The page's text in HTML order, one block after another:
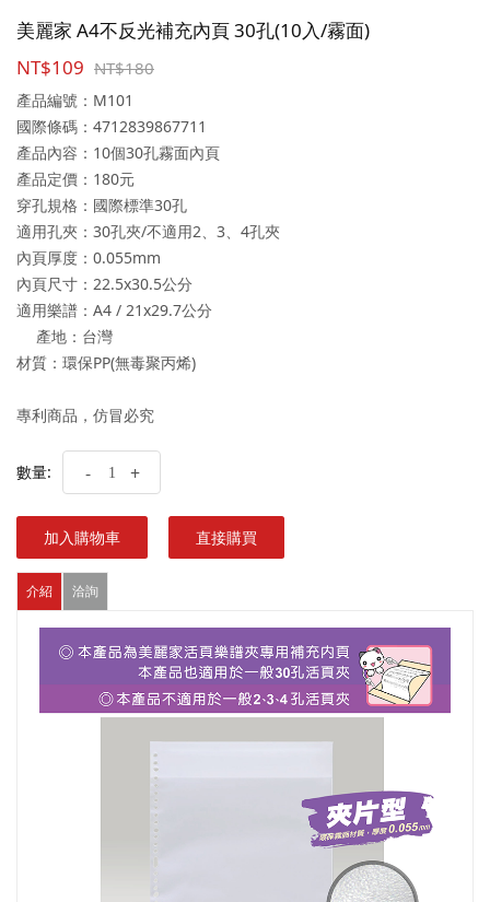
美麗家 A4不反光補充內頁 30孔(10入/霧面)
NT$109 NT$180
產品編號：M101
國際條碼：4712839867711
產品內容：10個30孔霧面內頁
產品定價：180元
穿孔規格：國際標準30孔
適用孔夾：30孔夾/不適用2、3、4孔夾
內頁厚度：0.055mm
內頁尺寸：22.5x30.5公分
適用樂譜：A4 / 21x29.7公分
產地：台灣
材質：環保PP(無毒聚丙烯)
專利商品，仿冒必究
數量: - +
加入購物車 直接購買
介紹 洽詢